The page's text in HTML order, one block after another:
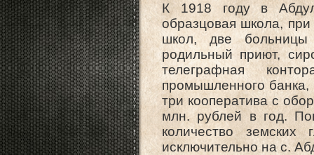
К 1918 году в
образцовая школа,
школ, две
родильный приют,
телеграфная
промышленного банка,
три кооператива с
млн. рублей в год.
количество земских
исключительно на с.